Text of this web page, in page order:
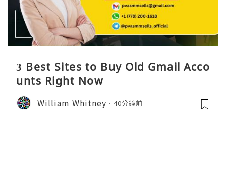
3 Best Sites to Buy Old Gmail Acco
unts Right Now
William Whitney 40分鐘前